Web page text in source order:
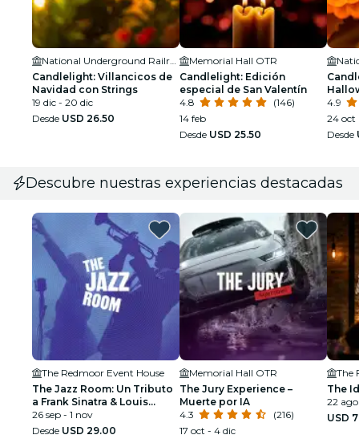
Candlelight: Villancicos de
Navidad con Strings
19 dic - 20 dic
Desde USD 26.50
Memorial Hall OTR
Candlelight: Edición
especial de San Valentín
4.8
(146)
14 feb
Desde USD 25.50
4.9
24 oct
Desde
Descubre nuestras experiencias destacadas
The Redmoor Event House
The Jazz Room: Un Tributo
a Frank Sinatra & Louis
Armstrong
26 sep - 1 nov
Desde USD 29.00
Memorial Hall OTR
The Jury Experience –
Muerte por IA
4.3
(216)
17 oct - 4 dic
The
The
22
USD